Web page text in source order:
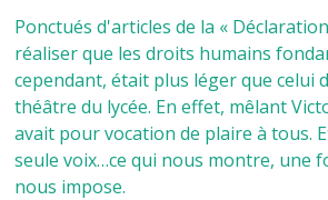
Ponctués d'articles de la «
réaliser que les droits humains
cependant, était plus léger que celui
théâtre du lycée. En effet, mêlant
avait pour vocation de plaire à tous.
seule voix…ce qui nous montre, une
nous impose.